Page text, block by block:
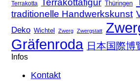
Terrakotta Thüringen
traditionelle Handwerkskunst
Deko Wichtel Zwerg Zwergstatt
Gräfenroda 日本国際博
Infos
Kontakt